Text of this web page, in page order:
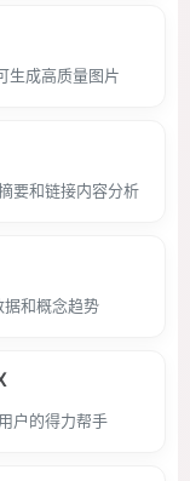
生成高质量图片
要和链接内容分析
据和概念趋势
户的得力帮手